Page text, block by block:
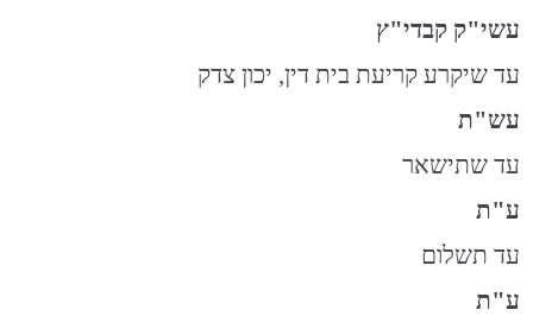
עשי"ק קבדי"ץ
עד שיקרע קריעת בית דין, יכון צדק
עש"ת
עד שתישאר
ע"ת
עד תשלום
ע"ת